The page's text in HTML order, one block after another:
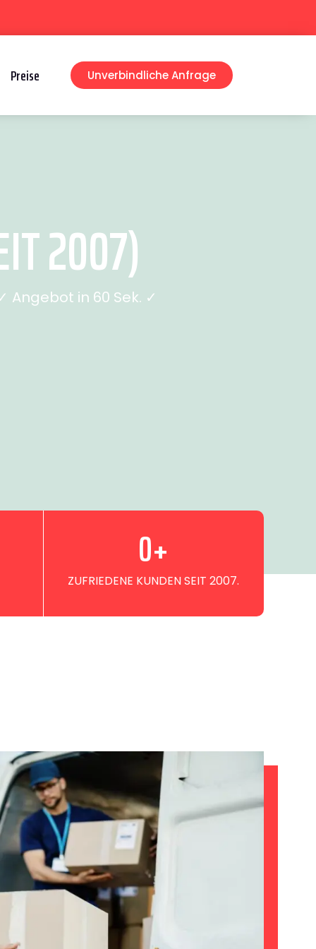
Preise Unverbindliche Anfrage
2007)
Angebot in 60 Sek. ✓
ZUFRIEDENE KUNDEN SEIT 2007.
0+